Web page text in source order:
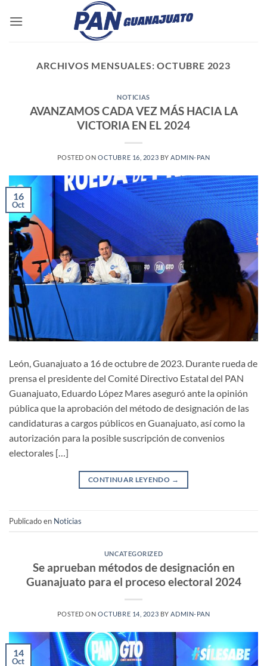
ARCHIVOS MENSUALES:OCTUBRE 2023
NOTICIAS
AVANZAMOS CADA VEZ MÁS HACIA LA
VICTORIA EN EL 2024
POSTED ONOCTUBRE 16, 2023 BY ADMIN-PAN
16
Oct
León, Guanajuato a 16 de octubre de 2023. Durante rueda de
prensa el presidente del Comité Directivo Estatal del PAN
Guanajuato, Eduardo López Mares aseguró ante la opinión
pública que la aprobación del método de designación de las
candidaturas a cargos públicos en Guanajuato, así como la
autorización para la posible suscripción de convenios
electorales […]
CONTINUAR LEYENDO →
Publicado en Noticias
UNCATEGORIZED
Se aprueban métodos de designación en
Guanajuato para el proceso electoral 2024
POSTED ONOCTUBRE 14, 2023 BYADMIN-PAN
14
Oct